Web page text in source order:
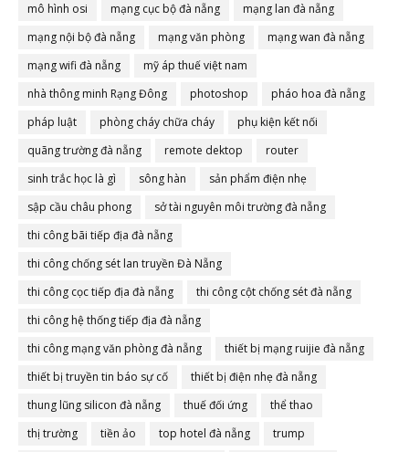
mô hình osi
mạng cục bộ đà nẵng
mạng lan đà nẵng
mạng nội bộ đà nẵng
mạng văn phòng
mạng wan đà nẵng
mạng wifi đà nẵng
mỹ áp thuế việt nam
nhà thông minh Rạng Đông
photoshop
pháo hoa đà nẵng
pháp luật
phòng cháy chữa cháy
phụ kiện kết nối
quãng trường đà nẵng
remote dektop
router
sinh trắc học là gì
sông hàn
sản phẩm điện nhẹ
sập cầu châu phong
sở tài nguyên môi trường đà nẵng
thi công bãi tiếp địa đà nẵng
thi công chống sét lan truyền Đà Nẵng
thi công cọc tiếp địa đà nẵng
thi công cột chống sét đà nẵng
thi công hệ thống tiếp địa đà nẵng
thi công mạng văn phòng đà nẵng
thiết bị mạng ruijie đà nẵng
thiết bị truyền tin báo sự cố
thiết bị điện nhẹ đà nẵng
thung lũng silicon đà nẵng
thuế đối ứng
thể thao
thị trường
tiền ảo top hotel đà nẵng
trump